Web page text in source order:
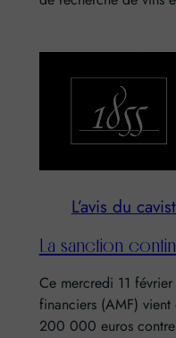
L’avis du
La sanction
Ce mercredi 11
financiers (AMF)
200 000 euros